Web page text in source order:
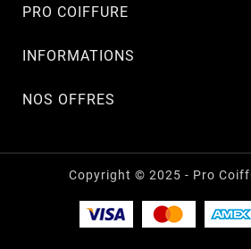
PRO COIFFURE
INFORMATIONS
NOS OFFRES
Copyright © 2025 - Pro